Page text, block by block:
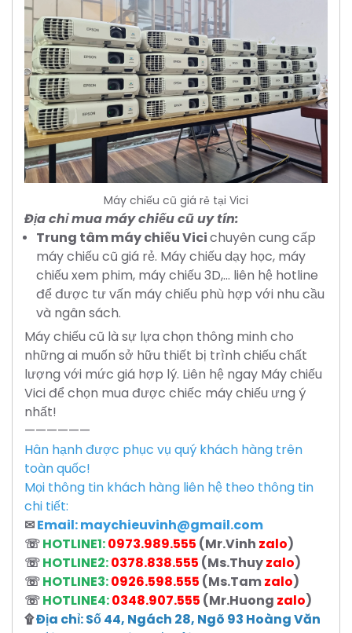
Máy chiếu cũ giá rẻ tại Vici
Địa chỉ mua máy chiếu cũ uy tín:
Trung tâm máy chiếu Vicichuyên cung cấp
máy chiếu cũ giá rẻ. Máy chiếu dạy học, máy
chiếu xem phim, máy chiếu 3D,... liên hệ hotline
để được tư vấn máy chiếu phù hợp với nhu cầu
và ngân sách.
Máy chiếu cũ là sự lựa chọn thông minh cho
những ai muốn sở hữu thiết bị trình chiếu chất
lượng với mức giá hợp lý. Liên hệ ngay Máy chiếu
Vici để chọn mua được chiếc máy chiếu ưng ý
nhất!
——————
Hân hạnh được phục vụ quý khách hàng trên
toàn quốc!
Mọi thông tin khách hàng liên hệ theo thông tin
chi tiết:
✉Email:maychieuvinh@gmail.com
☏HOTLINE1:0973.989.555 (Mr.Vinh zalo)
☏HOTLINE2:0378.838.555 (Ms.Thuyzalo)
☏HOTLINE3:0926.598.555 (Ms.Tamzalo)
☏HOTLINE4:0348.907.555 (Mr.Huong zalo)
۩Địa chỉ: Số 44, Ngách 28, Ngõ 93 Hoàng Văn